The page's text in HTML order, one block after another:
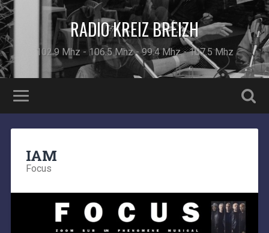
RADIO KREIZ BREIZH
102.9 Mhz - 106.5 Mhz - 99.4 Mhz - 107.5 Mhz
IAM
Focus